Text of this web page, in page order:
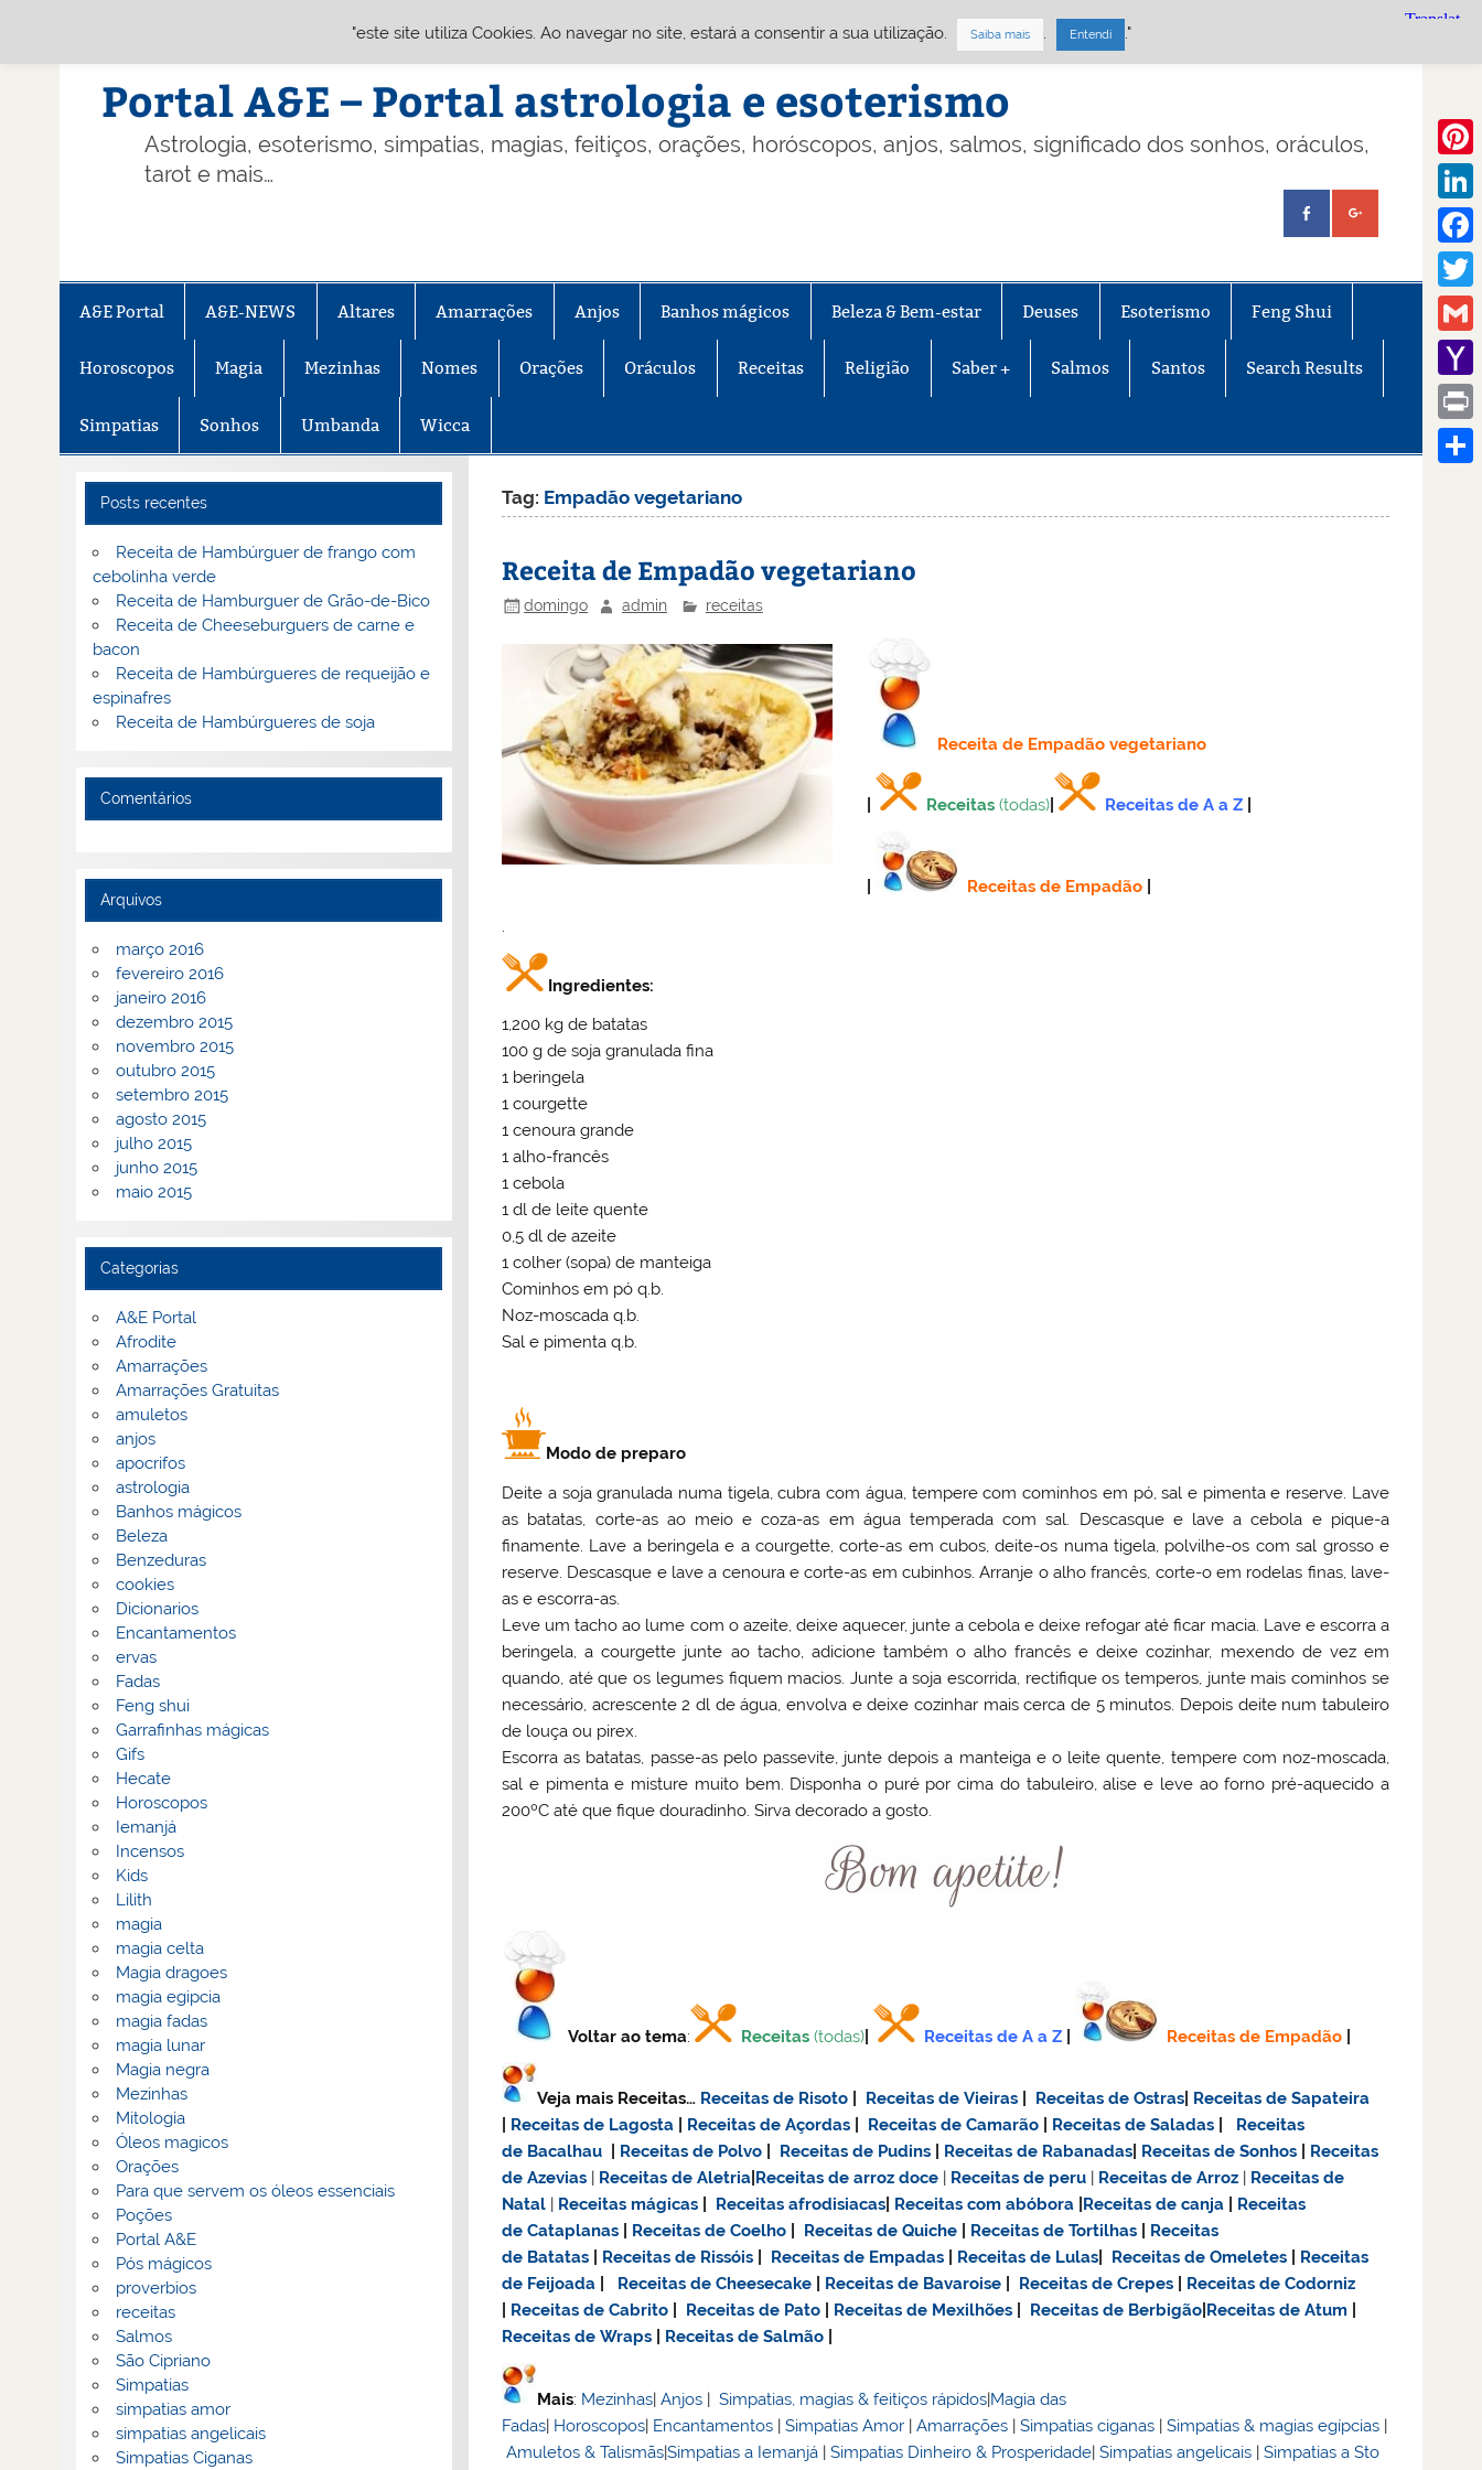
Portal A&E – Portal astrologia e esoterismo
Astrologia, esoterismo, simpatias, magias, feitiços, orações, horóscopos, anjos, salmos, significado dos sonhos, oráculos,
tarot e mais…
A&E Portal A&E-NEWS Altares Amarrações Anjos Banhos mágicos Beleza & Bem-estar Deuses Esoterismo Feng Shui
Horoscopos Magia Mezinhas Nomes Orações Oráculos Receitas Religião Saber + Salmos Santos Search Results
Simpatias Sonhos Umbanda Wicca
Tag: Empadão vegetariano
Receita de Empadão vegetariano
domingo admin receitas
Receita de Empadão vegetariano
Receitas (todas)| Receitas de A a Z
Receitas de Empadão
Ingredientes:
1,200 kg de batatas
100 g de soja granulada fina
1 beringela
1 courgette
1 cenoura grande
1 alho-francês
1 cebola
1 dl de leite quente
0,5 dl de azeite
1 colher (sopa) de manteiga
Cominhos em pó q.b.
Noz-moscada q.b.
Sal e pimenta q.b.
Modo de preparo
Deite a soja granulada numa tigela, cubra com água, tempere com cominhos em pó, sal e pimenta e reserve. Lave
as batatas, corte-as ao meio e coza-as em água temperada com sal. Descasque e lave a cebola e pique-a
finamente. Lave a beringela e a courgette, corte-as em cubos, deite-os numa tigela, polvilhe-os com sal grosso e
reserve. Descasque e lave a cenoura e corte-as em cubinhos. Arranje o alho francês, corte-o em rodelas finas, lave-
as e escorra-as.
Leve um tacho ao lume com o azeite, deixe aquecer, junte a cebola e deixe refogar até ficar macia. Lave e escorra a
beringela, a courgette junte ao tacho, adicione também o alho francês e deixe cozinhar, mexendo de vez em
quando, até que os legumes fiquem macios. Junte a soja escorrida, rectifique os temperos, junte mais cominhos se
necessário, acrescente 2 dl de água, envolva e deixe cozinhar mais cerca de 5 minutos. Depois deite num tabuleiro
de louça ou pirex.
Escorra as batatas, passe-as pelo passevite, junte depois a manteiga e o leite quente, tempere com noz-moscada,
sal e pimenta e misture muito bem. Disponha o puré por cima do tabuleiro, alise e leve ao forno pré-aquecido a
200ºC até que fique douradinho. Sirva decorado a gosto.
Voltar ao tema: Receitas (todas) Receitas de A a Z Receitas de Empadão
Veja mais Receitas… Receitas de Risoto Receitas de Vieiras Receitas de Ostras
Receitas de Sapateira
Receitas de Lagosta Receitas de Açordas Receitas de Camarão Receitas de Saladas
Receitas
de Bacalhau
Receitas de Polvo Receitas de Pudins Receitas de Rabanadas Receitas de Sonhos
Receitas
de Azevias
Receitas de Aletria Receitas dearroz doce Receitas de peru Receitas de Arroz
Receitas de
Natal
Receitas mágicas Receitas afrodisiacas Receitas com abóbora Receitas de canja
Receitas
de Cataplanas
Receitas de Coelho Receitas de Quiche Receitas de Tortilhas
Receitas
de Batatas
Receitas de Rissóis Receitas de Empadas Receitas de Lulas Receitas de Omeletes
Receitas
de Feijoada
Receitas de Cheesecake Receitas de Bavaroise Receitas de Crepes
Receitas de Codorniz
Receitas de Cabrito Receitas de Pato Receitas de Mexilhões Receitas de Berbigão Receitas de Atum
Receitas de Wraps
Receitas de Salmão
Mais: Mezinhas|Anjos |Simpatias, magias & feitiços rápidos|Magia das
Fadas| Horoscopos| Encantamentos |Simpatias Amor |Amarrações |Simpatias ciganas |Simpatias & magias egípcias |
Amuletos & Talismãs|Simpatias a Iemanjá |Simpatias Dinheiro & Prosperidade|Simpatias angelicais |Simpatias a Sto
Posts recentes
Receita de Hambúrguer de frango com
cebolinha verde
Receita de Hamburguer de Grão-de-Bico
Receita de Cheeseburguers de carne e
bacon
Receita de Hambúrgueres de requeijão e
espinafres
Receita de Hambúrgueres de soja
Comentários
Arquivos
março 2016
fevereiro 2016
janeiro 2016
dezembro 2015
novembro 2015
outubro 2015
setembro 2015
agosto 2015
julho 2015
junho 2015
maio 2015
Categorias
A&E Portal
Afrodite
Amarrações
Amarrações Gratuitas
amuletos
anjos
apocrifos
astrologia
Banhos mágicos
Beleza
Benzeduras
cookies
Dicionarios
Encantamentos
ervas
Fadas
Feng shui
Garrafinhas mágicas
Gifs
Hecate
Horoscopos
Iemanjá
Incensos
Kids
Lilith
magia
magia celta
Magia dragoes
magia egipcia
magia fadas
magia lunar
Magia negra
Mezinhas
Mitologia
Óleos magicos
Orações
Para que servem os óleos essenciais
Poções
Portal A&E
Pós mágicos
proverbios
receitas
Salmos
São Cipriano
Simpatias
simpatias amor
simpatias angelicais
Simpatias Ciganas
Gmail
Mail
Print
"este site utiliza Cookies. Ao navegar no site, estará a consentir a sua utilização. Saiba mais . Entendi ."